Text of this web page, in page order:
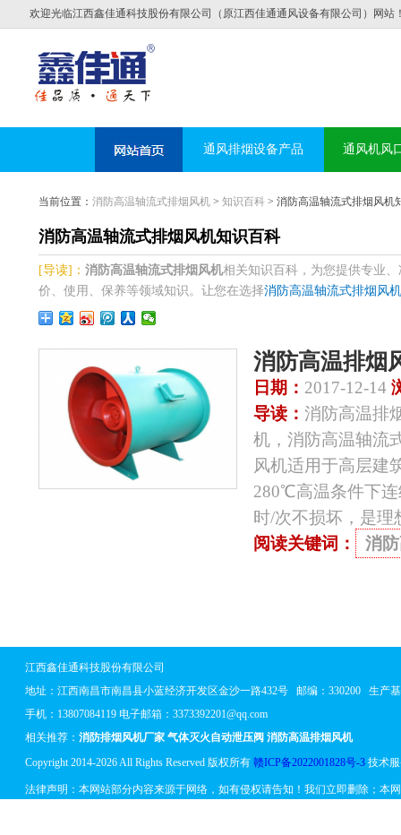
欢迎光临江西鑫佳通科技股份有限公司（原江西佳通通风设备有限公司）网站
通风排烟设备产品 通风机风
当前位置： 消防高温轴流式排烟风机> 知识百科> 消防高温轴流式排烟风机
消防高温轴流式排烟风机知识百科
[导读]： 消防高温轴流式排烟风机相关知识百科，为您提供专业
价、使用、保养等领域知识。让您在选择消防高温轴流式排烟风机
消防高温排烟
日期： 2017-12-14
导读： 消防高温排
机，消防高温轴流
风机适用于高层建
280℃高温条件下
时/次不损坏，是
阅读关键词：
消
江西鑫佳通科技股份有限公司
地址： 江西南昌市南昌县小蓝经济开发区金沙一路432号邮编：330200 生产基
手机：13807084119 电子邮箱：3373392201@qq.com
相关推荐： 消防排烟风机厂家 气体灭火自动泄压阀 消防高温排烟风机
Copyright 2014-2026 All Rights Reserved 版权所有 赣ICP备2022001828号-3技术服
法律声明：本网站部分内容来源于网络，如有侵权请告知！我们立即删除；本